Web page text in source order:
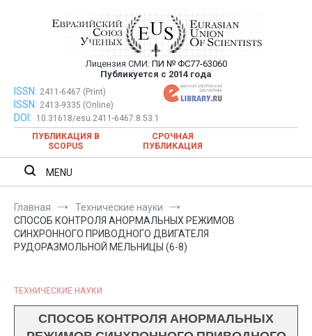
Евразийский Союз Ученых —
публикация научных статей в
ежемесячном научном журнале
Лицензия СМИ: ПИ № ФС77-63060
Публикуется с 2014 года
Евразийский Союз Ученых — публикация научных статей в
ежемесячном научном журнале
ISSN: 2411-6467 (Print)
ISSN: 2413-9335 (Online)
DOI:
10.31618/esu.2411-6467.8.53.1
ПУБЛИКАЦИЯ В
SCOPUS
СРОЧНАЯ
ПУБЛИКАЦИЯ
MENU
Главная
Технические науки
СПОСОБ КОНТРОЛЯ АНОРМАЛЬНЫХ РЕЖИМОВ
СИНХРОННОГО ПРИВОДНОГО ДВИГАТЕЛЯ
РУДОРАЗМОЛЬНОЙ МЕЛЬНИЦЫ (6-8)
ТЕХНИЧЕСКИЕ НАУКИ
СПОСОБ КОНТРОЛЯ АНОРМАЛЬНЫХ